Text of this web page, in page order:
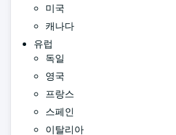
미국
캐나다
유럽
독일
영국
프랑스
스페인
이탈리아